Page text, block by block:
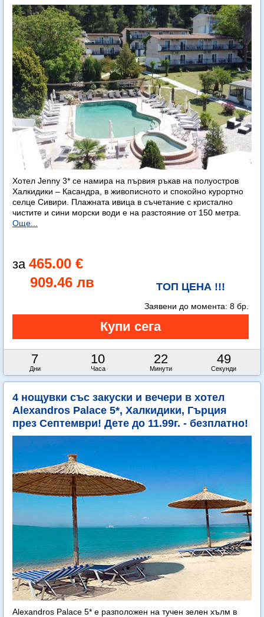
Хотел Jenny 3* се намира на първия ръкав на полуостров
Халкидики – Касандра, в живописното и спокойно курортно
селце Сивири. Плажната ивица в съчетание с кристално
чистите и сини морски води е на разстояние от 150 метра.
Още...
465.00 €
909.46 лв
ТОП ЦЕНА !!!
7
Дни
10
Часа
22
Минути
48
Секунди
Заявени до момента: 8 бр.
4 нощувки със закуски и вечери в хотел
Alexandros Palace 5*, Халкидики, Гърция
през Септември! Дете до 11.99г. - безплатно!
Alexandros Palace 5* e разположен на тучен зелен хълм в